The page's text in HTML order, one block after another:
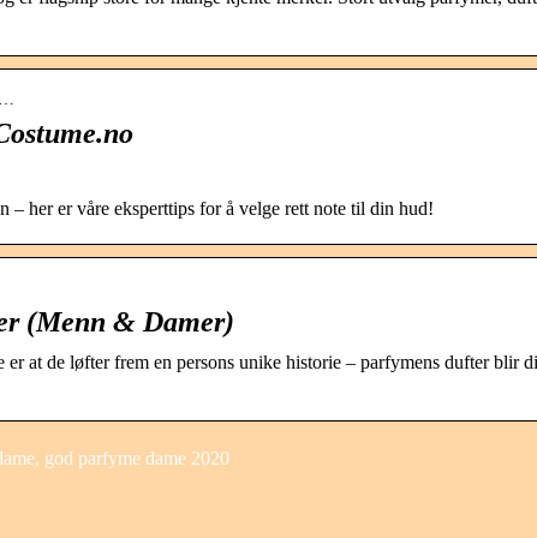
her er våre eksperttips for å velge rett note til din hud!
(Menn & Damer)
at de løfter frem en persons unike historie – parfymens dufter blir
god parfyme dame 2020